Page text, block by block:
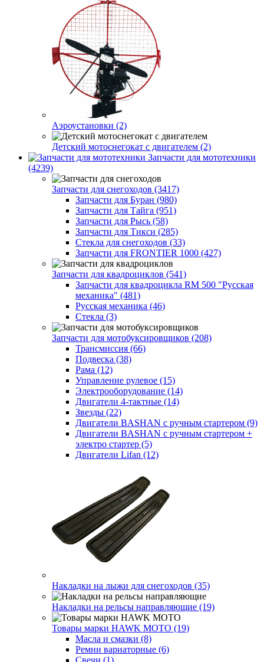
Аэроустановки (2)
Детский мотоснегокат с двигателем (2)
Запчасти для мототехники
(4239)
Запчасти для снегоходов (3417)
Запчасти для Буран (980)
Запчасти для Тайга (951)
Запчасти для Рысь (58)
Запчасти для Тикси (285)
Стекла для снегоходов (33)
Запчасти для FRONTIER 1000 (427)
Запчасти для квадроциклов (541)
Запчасти для квадроцикла RM 500 "Русская
механика" (481)
Русская механика (46)
Стекла (3)
Запчасти для мотобуксировщиков (208)
Трансмиссия (66)
Подвеска (38)
Рама (12)
Управление рулевое (15)
Электрооборудование (14)
Двигатели 4-тактные (14)
Звезды (22)
Двигатели BASHAN с ручным стартером (9)
Двигатели BASHAN с ручным стартером +
электро стартер (5)
Двигатели Lifan (12)
Накладки на лыжи для снегоходов (35)
Накладки на рельсы направляющие (19)
Товары марки HAWK MOTO (19)
Масла и смазки (8)
Ремни вариаторные (6)
Свечи (1)